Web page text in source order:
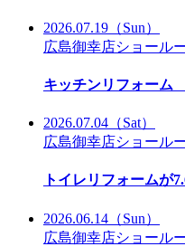
2026.07.19 （Sun）
広島御幸店ショール
キッチンリフォーム
2026.07.04 （Sat）
広島御幸店ショール
トイレリフォームが
2026.06.14 （Sun）
広島御幸店ショール